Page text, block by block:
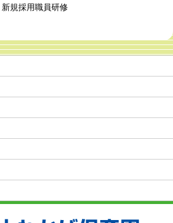
規採用職員研修